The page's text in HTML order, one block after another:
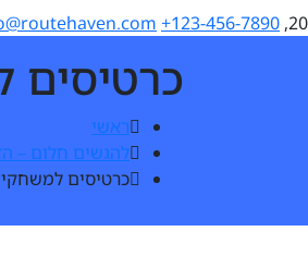
20, Bordeshi, New York, US
+123-456-7890
כרטיסים
ראשי
להגשים חלום –
כרטיסים